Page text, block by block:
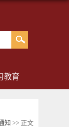
教育
知 >> 正文